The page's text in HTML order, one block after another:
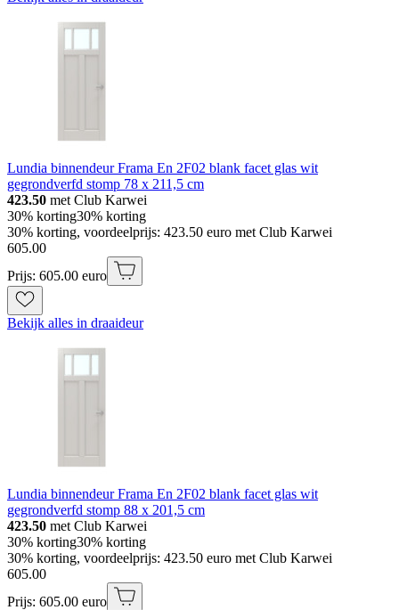
Lundia binnendeur Frama En 2F02 blank facet glas wit
gegrondverfd stomp 78 x 211,5 cm
423.50 met Club Karwei
30% korting30% korting
30% korting, voordeelprijs: 423.50 euro met Club Karwei
605.00
Prijs: 605.00 euro
Bekijk alles in draaideur
Lundia binnendeur Frama En 2F02 blank facet glas wit
gegrondverfd stomp 88 x 201,5 cm
423.50 met Club Karwei
30% korting30% korting
30% korting, voordeelprijs: 423.50 euro met Club Karwei
605.00
Prijs: 605.00 euro